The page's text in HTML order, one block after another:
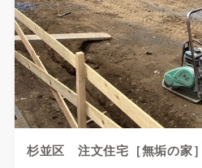
杉並区 注文住宅［無垢の家